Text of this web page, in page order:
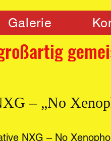
Galerie
– „No
NXG – No